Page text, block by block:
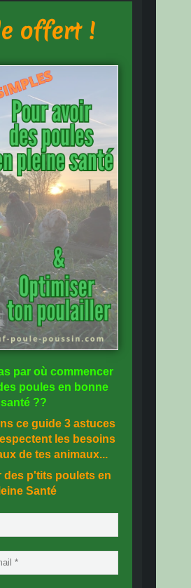
offert !
par où commencer
poules en bonne
santé??
ce guide 3 astuces
les besoins
de tes animaux...
des p'tits poulets en
Santé